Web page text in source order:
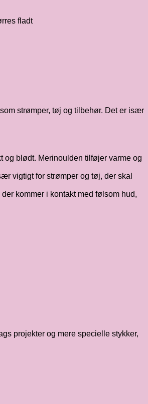
fladt
strømper, tøj og tilbehør. Det er især
og blødt. Merinoulden tilføjer varme og
vigtigt for strømper og tøj, der skal
kommer i kontakt med følsom hud,
projekter og mere specielle stykker,